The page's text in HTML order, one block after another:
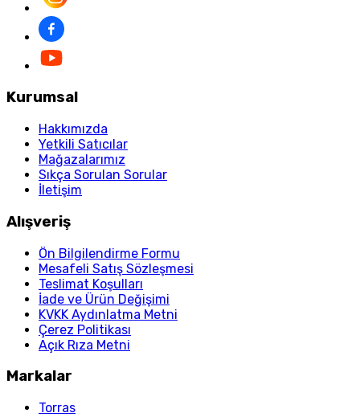
Kurumsal
Hakkımızda
Yetkili Satıcılar
Mağazalarımız
Sıkça Sorulan Sorular
İletişim
Alışveriş
Ön Bilgilendirme Formu
Mesafeli Satış Sözleşmesi
Teslimat Koşulları
İade ve Ürün Değişimi
KVKK Aydınlatma Metni
Çerez Politikası
Açık Rıza Metni
Markalar
Torras